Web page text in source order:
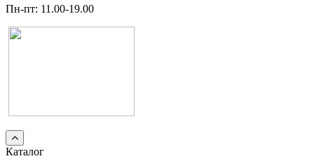
Пн-пт: 11.00-19.00
Каталог